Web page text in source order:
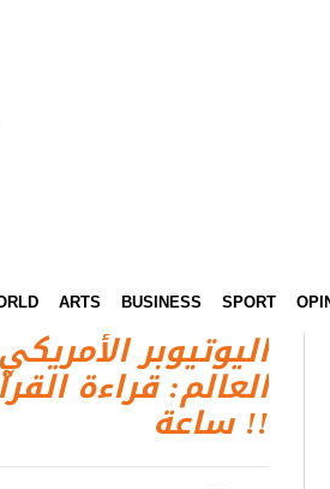
ARTS BUSINESS SPORT
اليوتيوبر
ساعة !!